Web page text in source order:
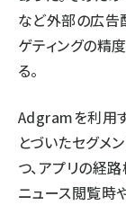
など外部の広告
ゲティングの精
る。
Adgramを利用
とづいたセグメ
つ、アプリの経
ニュース閲覧時